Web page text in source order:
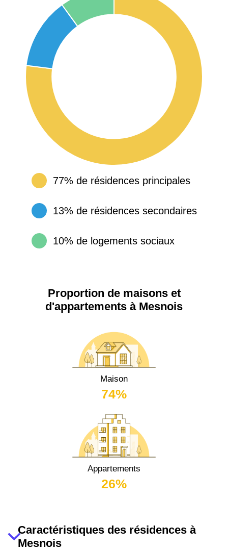
77% de résidences principales
13% de résidences secondaires
10% de logements sociaux
Proportion de maisons et
d'appartements à Mesnois
Maison
74%
Appartements
26%
Caractéristiques des résidences à
Mesnois